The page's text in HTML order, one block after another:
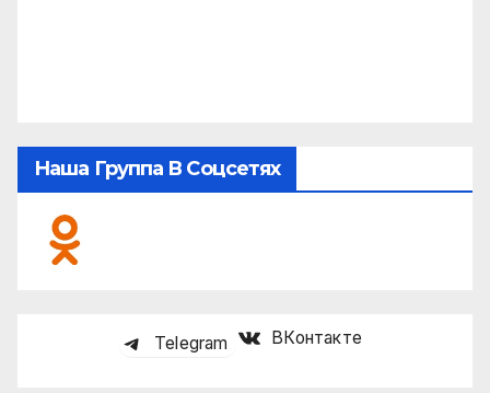
Наша Группа В Соцсетях